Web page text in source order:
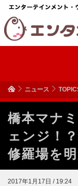
ニュース
橋本マナ
ェンジ！
修羅場を
2017年1月17日 / 19:24